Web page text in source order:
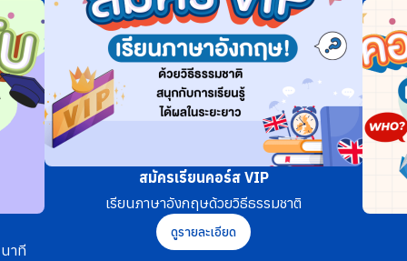
าที
สมัครเรียนคอร์ส VIP
เรียนภาษาอังกฤษด้วยวิธีธรรมชาติ
ดูรายละเอียด